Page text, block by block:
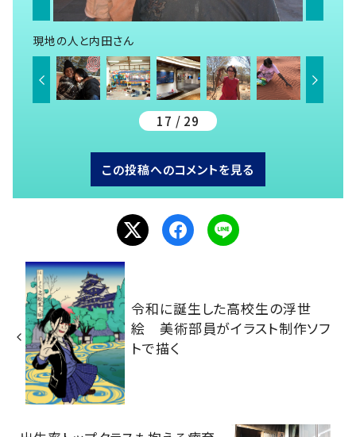
現地の人と内田さん
17 / 29
この投稿へのコメントを見る
令和に誕生した高校生の浮世
絵 美術部員がイラスト制作ソフ
トで描く